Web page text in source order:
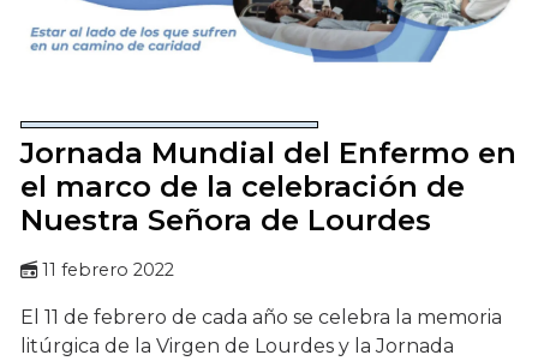
Jornada Mundial del Enfermo en
el marco de la celebración de
Nuestra Señora de Lourdes
11 febrero 2022
El 11 de febrero de cada año se celebra la memoria
litúrgica de la Virgen de Lourdes y la Jornada